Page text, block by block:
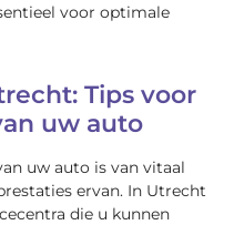
voor optimale
Tips voor
uw auto
uw auto is van vitaal
ervan. In Utrecht
die u kunnen